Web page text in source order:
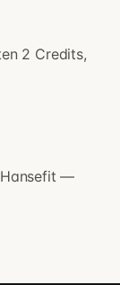
2 Credits,
Hansefit —